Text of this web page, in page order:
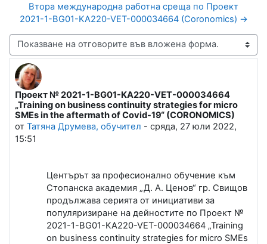
Втора международна работна среща по Проект
2021-1-BG01-KA220-VET-000034664 (Coronomics) →
Начин на показване
Проект № 2021-1-BG01-KA220-VET-000034664
„Training on business continuity strategies for micro
SMEs in the aftermath of Covid-19“ (CORONOMICS)
от Татяна Друмева, обучител - сряда, 27 юли 2022,
15:51
Number of replies: 0
Центърът за професионално обучение към
Стопанска академия „Д. А. Ценов“ гр. Свищов
продължава серията от инициативи за
популяризиране на дейностите по Проект №
2021-1-BG01-KA220-VET-000034664 „Training
on business continuity strategies for micro SMEs